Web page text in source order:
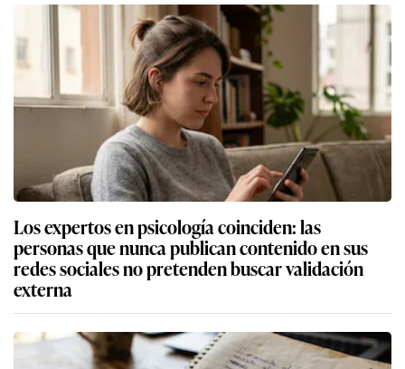
Los expertos en psicología coinciden: las
personas que nunca publican contenido en sus
redes sociales no pretenden buscar validación
externa